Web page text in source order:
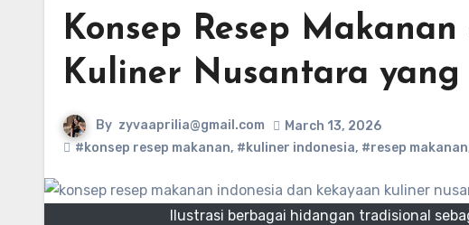
Konsep Resep
Kuliner Nusantara yang
By zyvaaprilia@gmail.com
March 13, 2026
#konsep resep makanan, #kuliner indonesia, #resep makanan
Ilustrasi berbagai hidangan tradisional